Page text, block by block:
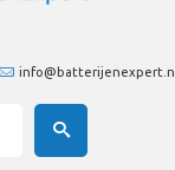
info@batterijenexpert.nl